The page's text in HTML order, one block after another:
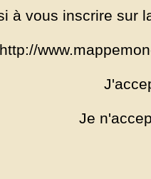
à vous inscrire sur
http://
Je